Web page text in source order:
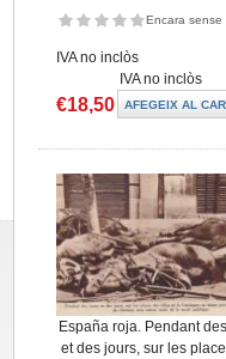
Encara sense
IVA no inclòs
IVA no inclòs
€18,50
España roja. Pendant
et des jours, sur les